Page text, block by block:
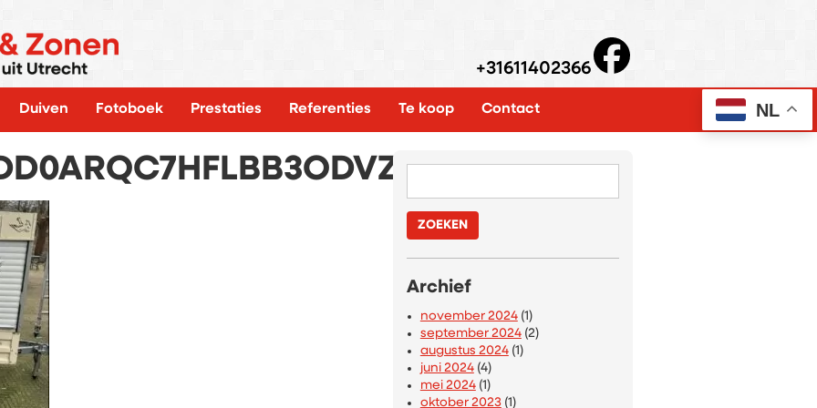
+31611402366
Duiven Fotoboek Prestaties Referenties Te koop Contact
Archief
november 2024(1)
september 2024(2)
augustus 2024(1)
juni 2024(4)
mei 2024(1)
oktober 2023(1)
NL